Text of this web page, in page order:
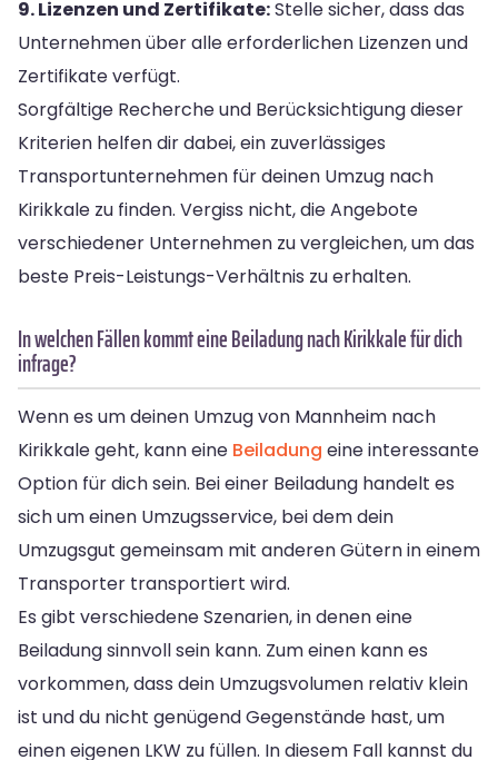
9. Lizenzen und Zertifikate:Stelle sicher, dass das
Unternehmen über alle erforderlichen Lizenzen und
Zertifikate verfügt.
Sorgfältige Recherche und Berücksichtigung dieser
Kriterien helfen dir dabei, ein zuverlässiges
Transportunternehmen für deinen Umzug nach
Kirikkale zu finden. Vergiss nicht, die Angebote
verschiedener Unternehmen zu vergleichen, um das
beste Preis-Leistungs-Verhältnis zu erhalten.
In welchen Fällen kommt eine Beiladung nach Kirikkale für dich
infrage?
Wenn es um deinen Umzug von Mannheim nach
Kirikkale geht, kann eine Beiladung eine interessante
Option für dich sein. Bei einer Beiladung handelt es
sich um einen Umzugsservice, bei dem dein
Umzugsgut gemeinsam mit anderen Gütern in einem
Transporter transportiert wird.
Es gibt verschiedene Szenarien, in denen eine
Beiladung sinnvoll sein kann. Zum einen kann es
vorkommen, dass dein Umzugsvolumen relativ klein
ist und du nicht genügend Gegenstände hast, um
einen eigenen LKW zu füllen. In diesem Fall kannst du